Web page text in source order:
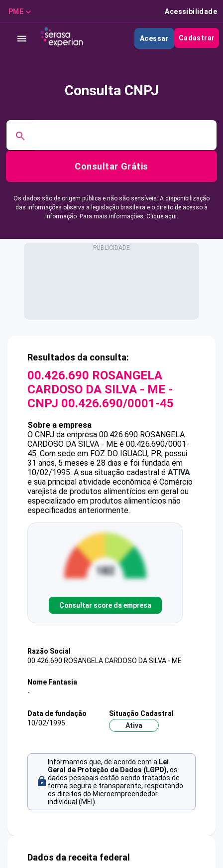
PME Acessibilidade
Acessar Cadastrar
Consulta CNPJ
Consultar Grátis
Os dados são de origem pública e não são sensíveis. A disponibilização
das informações observa a legislação brasileira e o direito de acesso à
informação. Para mais informações, Clique aqui.
Resultados da consulta:
00.426.690 ROSANGELA
CARDOSO DA SILVA - ME -
CNPJ 00.426.690/0001-45
Sobre a empresa
O CNPJ da empresa 00.426.690 ROSANGELA
CARDOSO DA SILVA - ME é 00.426.690/0001-
45. Com sede em FOZ DO IGUACU, PR, possui
31 anos, 5 meses e 28 dias e foi fundada em
10/02/1995. A sua situação cadastral é ATIVA
e sua principal atividade econômica é Comércio
varejista de produtos alimentícios em geral ou
especializado em produtos alimentícios não
especificados anteriormente.
Consultar score da empresa
Razão Social
00.426.690 ROSANGELA CARDOSO DA SILVA - ME
Nome Fantasia
-
Data de fundação
10/02/1995
Situação Cadastral
Ativa
Informamos que, de acordo com a Lei
Geral de Proteção de Dados (LGPD), os
dados pessoais estão sendo tratados de
forma segura e transparente, respeitando
os direitos do Microempreendedor
individual (MEI).
Dados da receita federal